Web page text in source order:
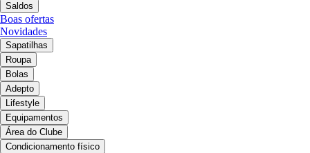
Saldos
Boas ofertas
Novidades
Sapatilhas
Roupa
Bolas
Adepto
Lifestyle
Equipamentos
Área do Clube
Condicionamento físico